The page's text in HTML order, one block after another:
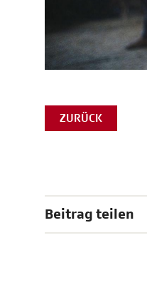
ZURÜCK
Beitrag teilen